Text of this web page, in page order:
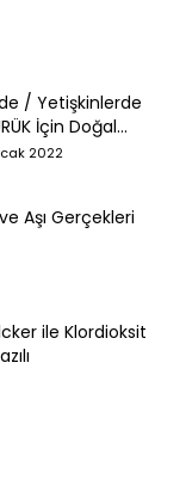
/ Yetişkinlerde
İçin Doğal...
2022
Aşı Gerçekleri
ile Klordioksit